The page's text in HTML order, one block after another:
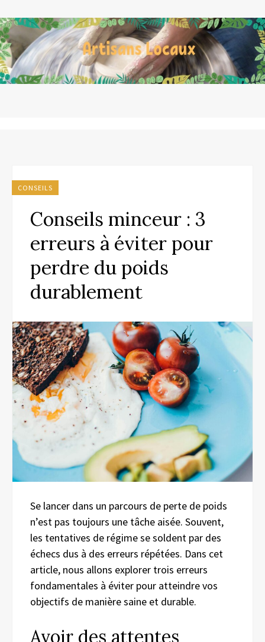
CONSEILS
Conseils minceur : 3
erreurs à éviter pour
perdre du poids
durablement
Se lancer dans un parcours de perte de poids
n’est pas toujours une tâche aisée. Souvent,
les tentatives de régime se soldent par des
échecs dus à des erreurs répétées. Dans cet
article, nous allons explorer trois erreurs
fondamentales à éviter pour atteindre vos
objectifs de manière saine et durable.
Avoir des attentes